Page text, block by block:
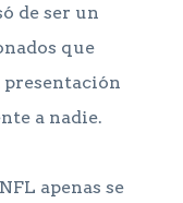
de ser un
que
presentación
a nadie.
apenas se